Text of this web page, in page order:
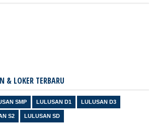
& LOKER TERBARU
SMP LULUSAN D1 LULUSAN D3
S2 LULUSAN SD